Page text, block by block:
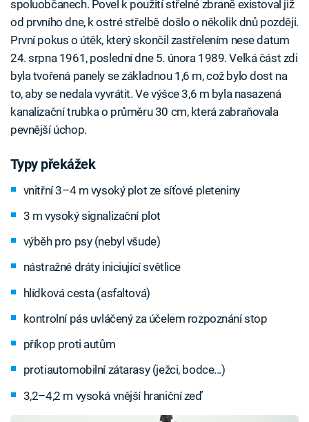
spoluobčanech. Povel k použití střelné zbraně existoval již
od prvního dne, k ostré střelbě došlo o několik dnů později.
První pokus o útěk, který skončil zastřelením nese datum
24. srpna 1961, poslední dne 5. února 1989. Velká část zdi
byla tvořená panely se základnou 1,6 m, což bylo dost na
to, aby se nedala vyvrátit. Ve výšce 3,6 m byla nasazená
kanalizační trubka o průměru 30 cm, která zabraňovala
pevnější úchop.
Typy překážek
vnitřní 3–4 m vysoký plot ze síťové pleteniny
3 m vysoký signalizační plot
výběh pro psy (nebyl všude)
nástražné dráty iniciující světlice
hlídková cesta (asfaltová)
kontrolní pás uvláčený za účelem rozpoznání stop
příkop proti autům
protiautomobilní zátarasy (ježci, bodce...)
3,2–4,2 m vysoká vnější hraniční zeď